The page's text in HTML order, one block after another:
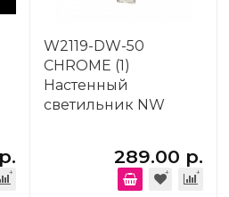
W2119-DW-50
CHROME (1)
Настенный
светильник NW
289.00 р.